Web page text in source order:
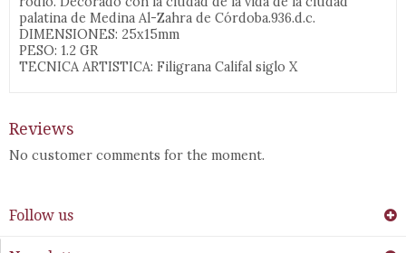
palatina de Medina Al-Zahra de Córdoba.936.d.c.
DIMENSIONES: 25x15mm
PESO: 1.2 GR
TECNICA ARTISTICA: Filigrana Califal siglo X
Reviews
No customer comments for the moment.
Follow us